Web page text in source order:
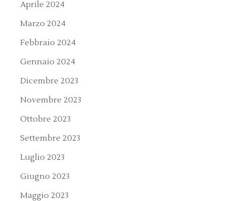
Aprile 2024
Marzo 2024
Febbraio 2024
Gennaio 2024
Dicembre 2023
Novembre 2023
Ottobre 2023
Settembre 2023
Luglio 2023
Giugno 2023
Maggio 2023